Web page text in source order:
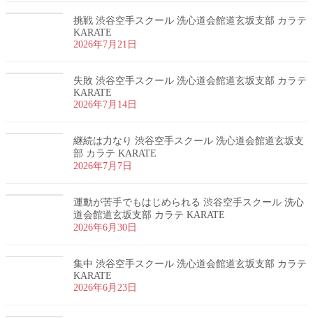
挑戦 渋谷空手スクール 洗心道会館道玄坂支部 カラテ
KARATE
2026年7月21日
失敗 渋谷空手スクール 洗心道会館道玄坂支部 カラテ
KARATE
2026年7月14日
継続は力なり 渋谷空手スクール 洗心道会館道玄坂支
部 カラテ KARATE
2026年7月7日
運動が苦手でもはじめられる 渋谷空手スクール 洗心
道会館道玄坂支部 カラテ KARATE
2026年6月30日
集中 渋谷空手スクール 洗心道会館道玄坂支部 カラテ
KARATE
2026年6月23日